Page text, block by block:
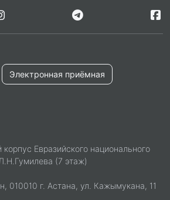
Электронная приёмная
Евразийского национального
(7 этаж)
010010 г. Астана, ул. Кажымукана, 11